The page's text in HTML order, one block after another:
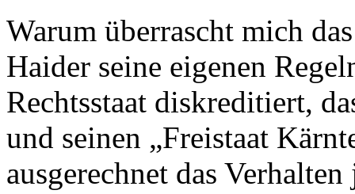
Warum überrascht mich
Haider seine eigenen
Rechtsstaat diskreditiert,
und seinen „Freistaat
ausgerechnet das